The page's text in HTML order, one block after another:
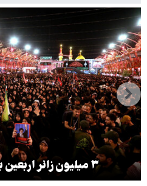
هماهنگی محور مقاومت،